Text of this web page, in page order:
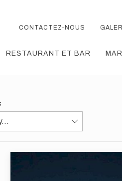
CONTACTEZ-NOUS
RESTAURANT ET BAR